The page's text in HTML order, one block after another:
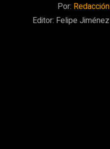
Por: Redacción
Editor: Felipe Jiménez